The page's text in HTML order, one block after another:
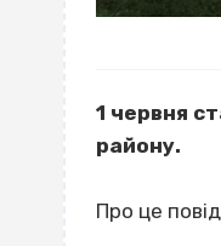
1 червня
району.
Про це